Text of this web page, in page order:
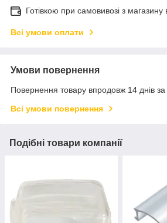
Готівкою при самовивозі з магазину
Всі умови оплати
Умови повернення
Повернення товару впродовж 14 днів
Всі умови повернення
Подібні товари компанії